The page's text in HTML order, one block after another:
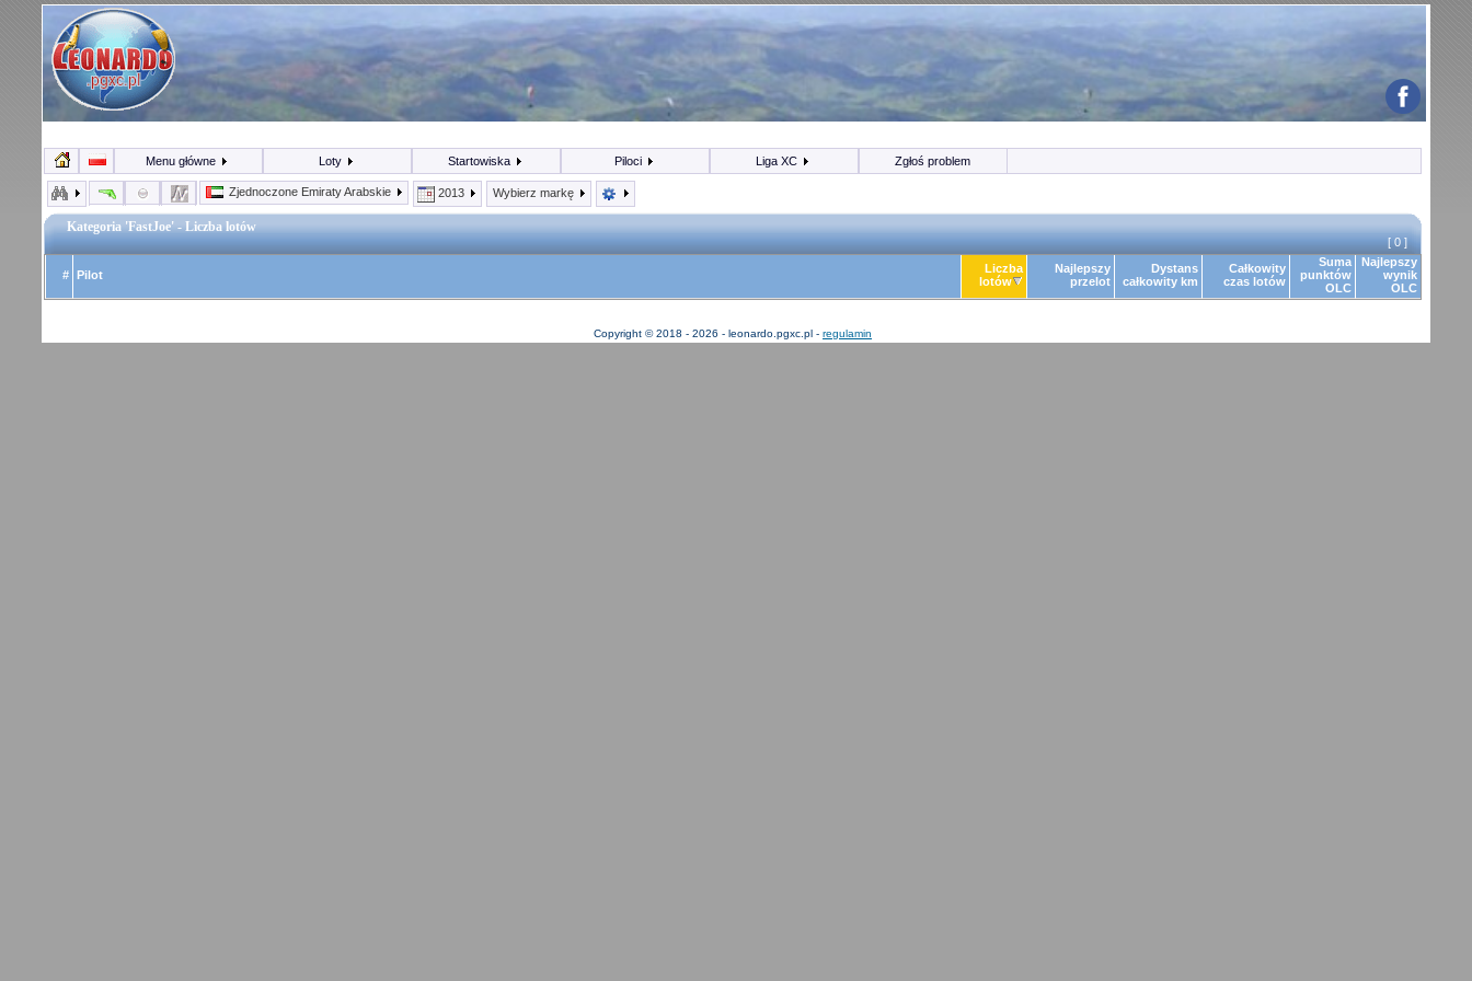
Menu główne Loty Startowiska Piloci Liga XC Zgłoś problem
Zjednoczone Emiraty Arabskie 2013 Wybierz markę
Kategoria 'FastJoe' - Liczba lotów
[ 0 ]
# Pilot
Liczba
lotów
Najlepszy
przelot
Dystans
całkowity km
Całkowity
czas lotów
Suma
punktów
OLC
Najlepszy
wynik
OLC
Copyright © 2018 - 2026 - leonardo.pgxc.pl - regulamin